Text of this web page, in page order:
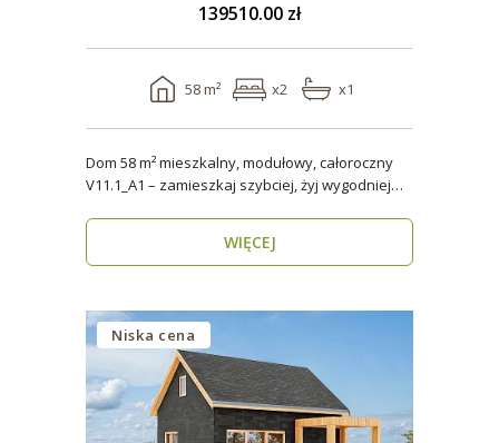
139510.00 zł
58 m² x2 x1
Dom 58 m² mieszkalny, modułowy, całoroczny
V11.1_A1 – zamieszkaj szybciej, żyj wygodniej
WIĘCEJ
Niska cena